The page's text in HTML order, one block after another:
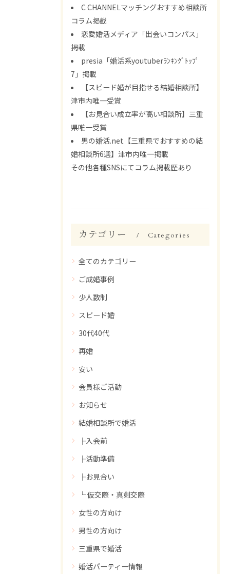
C CHANNELマッチングおすすめ相談所
コラム掲載
恋愛婚活メディア「出会いコンパス」
掲載
presia「婚活系youtuberﾗﾝｷﾝｸﾞﾄｯﾌﾟ
7」掲載
【スピード婚が目指せる結婚相談所】
津市内唯一受賞
【お見合い成立率が高い相談所】三重
県唯一受賞
男の婚活.net【三重県でおすすめの結
婚相談所6選】津市内唯一掲載
その他各種SNSにてコラム掲載歴あり
カテゴリー Categories
全てのカテゴリー
ご成婚事例
少人数制
スピード婚
30代40代
再婚
安い
会員様ご活動
お知らせ
結婚相談所で婚活
├入会前
├活動準備
├お見合い
└ 仮交際・真剣交際
女性の方向け
男性の方向け
三重県で婚活
婚活パーティー情報